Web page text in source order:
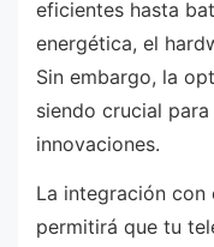
eficientes hasta
energética, el
Sin embargo, la
siendo crucial
innovaciones.
La integración con
permitirá que tu